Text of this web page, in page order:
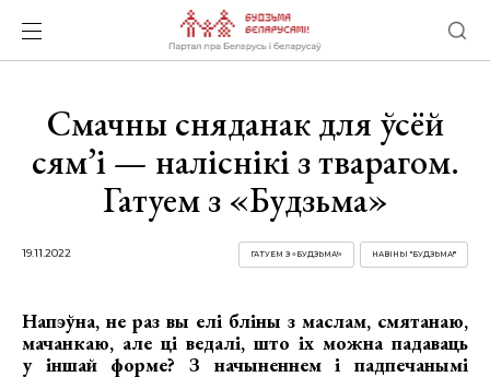
Смачны сняданак для ўсёй
сям’і — наліснікі з тварагом.
Гатуем з «Будзьма»
19.11.2022 НАВІНЫ "БУДЗЬМА!"
ГАТУЕМ З «БУДЗЬМА!»
Напэўна, не раз вы елі бліны з маслам, смятанаю,
мачанкаю, але ці ведалі, што іх можна падаваць
у іншай форме? З начыненнем і падпечанымі